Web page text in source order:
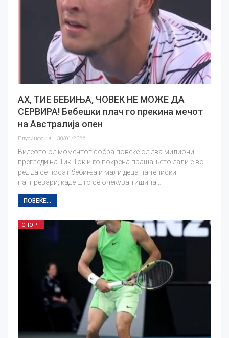
АХ, ТИЕ БЕБИЊА, ЧОВЕК НЕ МОЖЕ ДА
СЕРВИРА! Бебешки плач го прекина мечот
на Австралија опен
Плусинфо 30/01/2026
Видеото од моментот собра повеќе од два милиони
прегледи на Тик-Ток и го покрена прашањето дали е во
ред да се носат бебиња и мали деца на тениски
натпревари, каде што се очекува тишина…
ПОВЕЌЕ...
СПОРТ